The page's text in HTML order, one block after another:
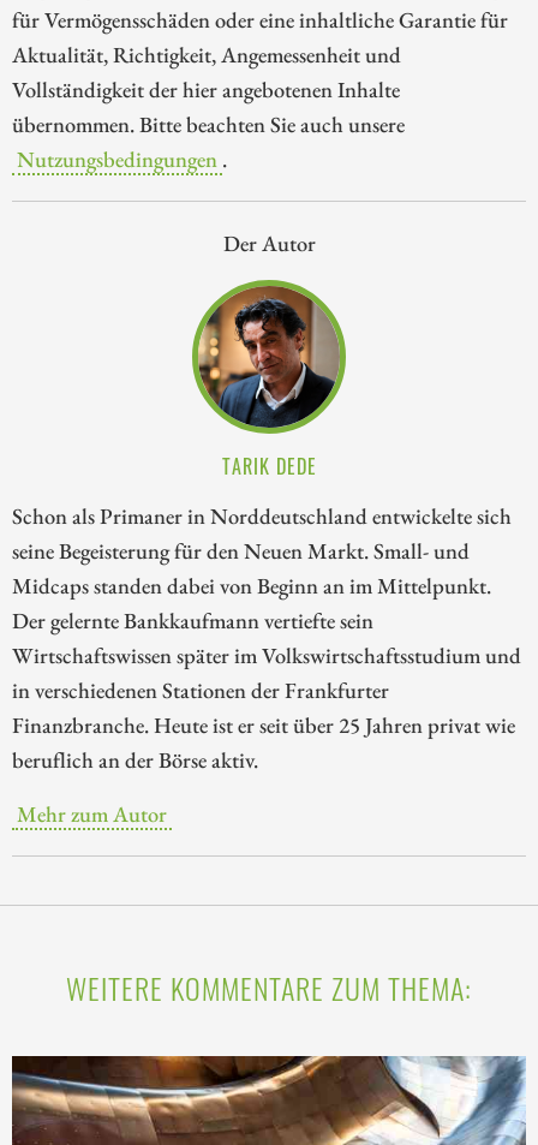
für Vermögensschäden oder eine inhaltliche Garantie für
Aktualität, Richtigkeit, Angemessenheit und
Vollständigkeit der hier angebotenen Inhalte
übernommen. Bitte beachten Sie auch unsere
Nutzungsbedingungen .
Der Autor
TARIK DEDE
Schon als Primaner in Norddeutschland entwickelte sich
seine Begeisterung für den Neuen Markt. Small- und
Midcaps standen dabei von Beginn an im Mittelpunkt.
Der gelernte Bankkaufmann vertiefte sein
Wirtschaftswissen später im Volkswirtschaftsstudium und
in verschiedenen Stationen der Frankfurter
Finanzbranche. Heute ist er seit über 25 Jahren privat wie
beruflich an der Börse aktiv.
Mehr zum Autor
WEITERE KOMMENTARE ZUM THEMA: